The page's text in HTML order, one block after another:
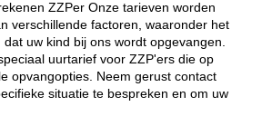
ZZPer Onze tarieven worden
verschillende factoren, waaronder het
uw kind bij ons wordt opgevangen.
uurtarief voor ZZP'ers die op
opvangopties. Neem gerust contact
situatie te bespreken en om uw